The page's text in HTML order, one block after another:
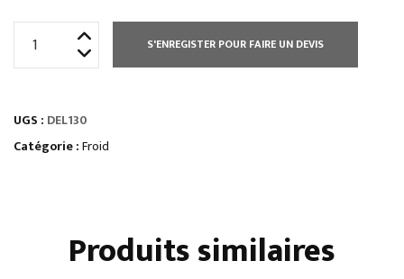
série
delta
charcuterie
S'ENREGISTER POUR FAIRE UN DEVIS
UGS : DEL130
Catégorie :Froid
Produits similaires